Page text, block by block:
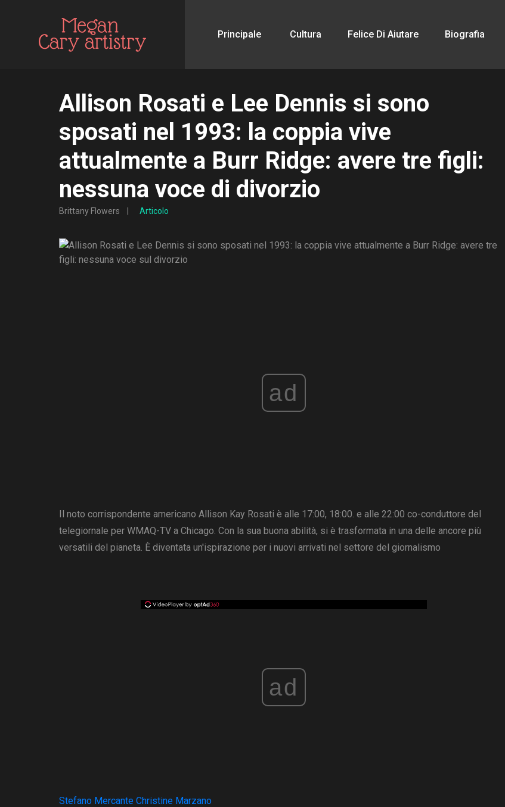
Principale Cultura Felice Di Aiutare Biografia
Allison Rosati e Lee Dennis si sono
sposati nel 1993: la coppia vive
attualmente a Burr Ridge: avere tre figli:
nessuna voce di divorzio
Brittany Flowers Articolo
ad
Il noto corrispondente americano Allison Kay Rosati è alle 17:00, 18:00. e alle 22:00 co-conduttore del
telegiornale per WMAQ-TV a Chicago. Con la sua buona abilità, si è trasformata in una delle ancore più
versatili del pianeta. È diventata un'ispirazione per i nuovi arrivati ​​nel settore del giornalismo
ad
Stefano Mercante Christine Marzano